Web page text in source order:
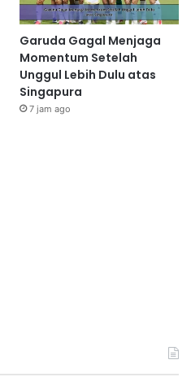
Garuda Gagal Menjaga
Momentum Setelah
Unggul Lebih Dulu atas
Singapura
7 jam ago